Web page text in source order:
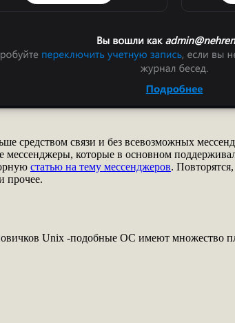
средством связи и без всевозможных
которые в основном
статью на тему мессенджеров.
прочее.
Unix -подобные ОС имеют множество